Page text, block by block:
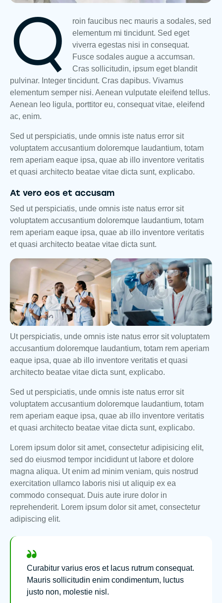
Q
roin faucibus nec mauris a sodales, sed
elementum mi tincidunt. Sed eget
viverra egestas nisi in consequat.
Fusce sodales augue a accumsan.
Cras sollicitudin, ipsum eget blandit
pulvinar. Integer tincidunt. Cras dapibus. Vivamus
elementum semper nisi. Aenean vulputate eleifend tellus.
Aenean leo ligula, porttitor eu, consequat vitae, eleifend
ac, enim.
Sed ut perspiciatis, unde omnis iste natus error sit
voluptatem accusantium doloremque laudantium, totam
rem aperiam eaque ipsa, quae ab illo inventore veritatis
et quasi architecto beatae vitae dicta sunt, explicabo.
At vero eos et accusam
Sed ut perspiciatis, unde omnis iste natus error sit
voluptatem accusantium doloremque laudantium, totam
rem aperiam eaque ipsa, quae ab illo inventore veritatis
et quasi architecto beatae vitae dicta sunt.
Ut perspiciatis, unde omnis iste natus error sit voluptatem
accusantium doloremque laudantium, totam rem aperiam
eaque ipsa, quae ab illo inventore veritatis et quasi
architecto beatae vitae dicta sunt, explicabo.
Sed ut perspiciatis, unde omnis iste natus error sit
voluptatem accusantium doloremque laudantium, totam
rem aperiam eaque ipsa, quae ab illo inventore veritatis
et quasi architecto beatae vitae dicta sunt, explicabo.
Lorem ipsum dolor sit amet, consectetur adipisicing elit,
sed do eiusmod tempor incididunt ut labore et dolore
magna aliqua. Ut enim ad minim veniam, quis nostrud
exercitation ullamco laboris nisi ut aliquip ex ea
commodo consequat. Duis aute irure dolor in
reprehenderit. Lorem ipsum dolor sit amet, consectetur
adipiscing elit.
Curabitur varius eros et lacus rutrum consequat.
Mauris sollicitudin enim condimentum, luctus
justo non, molestie nisl.